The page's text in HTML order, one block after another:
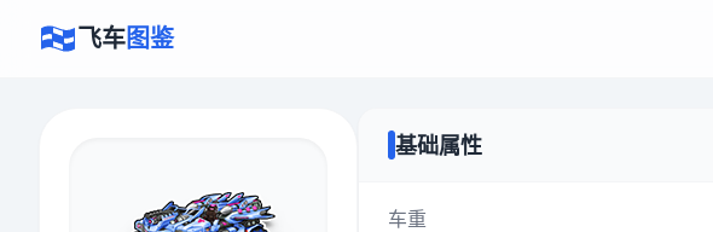
飞车图鉴
基础属性
车重
评价赛车